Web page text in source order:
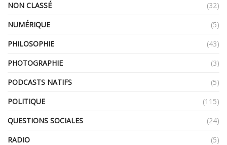
NON CLASSÉ
(32)
NUMÉRIQUE
(5)
PHILOSOPHIE
(43)
PHOTOGRAPHIE
(3)
PODCASTS NATIFS
(5)
POLITIQUE
(115)
QUESTIONS SOCIALES
(24)
RADIO
(5)